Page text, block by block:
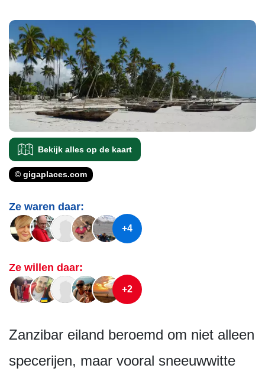
Bekijk alles op de kaart
© gigaplaces.com
Ze waren daar:
+4
Ze willen daar:
+2
Zanzibar eiland beroemd om niet alleen
specerijen, maar vooral sneeuwwitte